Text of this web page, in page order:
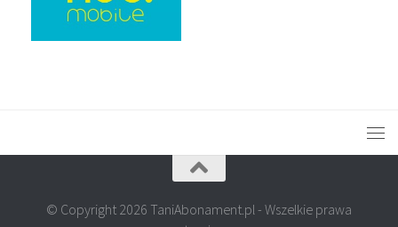
© Copyright 2026 TaniAbonament.pl - Wszelkie prawa